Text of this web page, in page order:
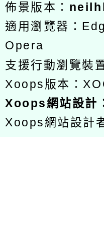
佈景版本：
適用瀏覽器：
Opera
支援行動瀏覽裝
Xoops版本：
Xoops網站設計
Xoops網站設計